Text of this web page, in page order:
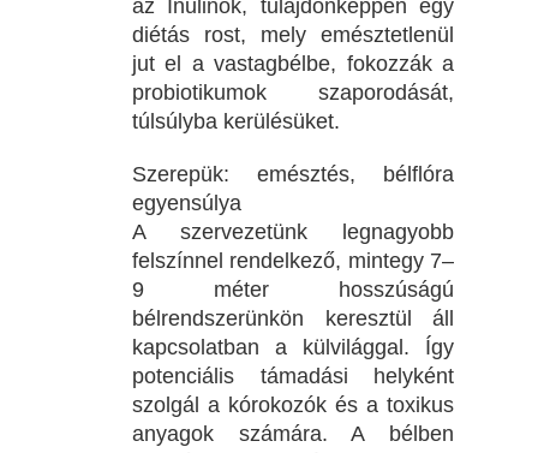
az Inulinok, tulajdonképpen egy
diétás rost, mely emésztetlenül
jut el a vastagbélbe, fokozzák a
probiotikumok szaporodását,
túlsúlyba kerülésüket.
Szerepük: emésztés, bélflóra
egyensúlya
A szervezetünk legnagyobb
felszínnel rendelkező, mintegy 7‒
9 méter hosszúságú
bélrendszerünkön keresztül áll
kapcsolatban a külvilággal. Így
potenciális támadási helyként
szolgál a kórokozók és a toxikus
anyagok számára. A bélben